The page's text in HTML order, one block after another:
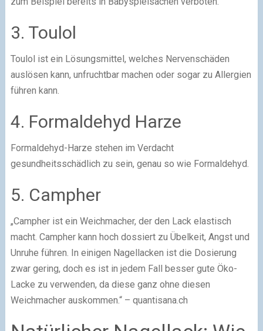
3. Toulol
Toulol ist ein Lösungsmittel, welches Nervenschäden
auslösen kann, unfruchtbar machen oder sogar zu Allergien
führen kann.
4. Formaldehyd Harze
Formaldehyd-Harze stehen im Verdacht
gesundheitsschädlich zu sein, genau so wie Formaldehyd.
5. Campher
„Campher ist ein Weichmacher, der den Lack elastisch
macht. Campher kann hoch dossiert zu Übelkeit, Angst und
Unruhe führen. In einigen Nagellacken ist die Dosierung
zwar gering, doch es ist in jedem Fall besser gute Öko-
Lacke zu verwenden, da diese ganz ohne diesen
Weichmacher auskommen.“ – quantisana.ch